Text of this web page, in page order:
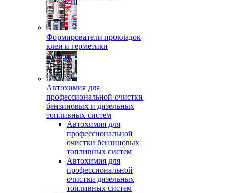
Формирователи прокладок
клеи и герметики
Автохимия для
профессиональной очистки
бензиновых и дизельных
топливных систем
Автохимия для
профессиональной
очистки бензиновых
топливных систем
Автохимия для
профессиональной
очистки дизельных
топливных систем